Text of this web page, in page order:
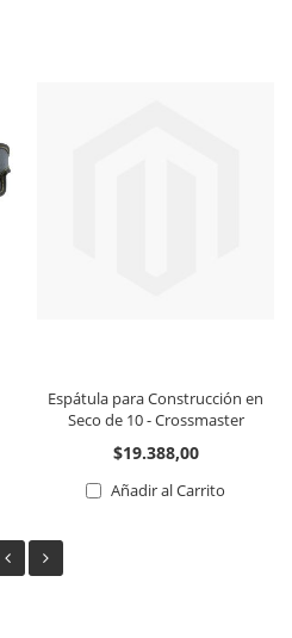
Espátula para Construcción en
Seco de 10 - Crossmaster
$19.388,00
Añadir al Carrito